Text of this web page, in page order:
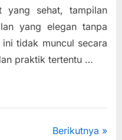
yang sehat, tampilan
yang elegan tanpa
ini tidak muncul secara
praktik tertentu …
Berikutnya